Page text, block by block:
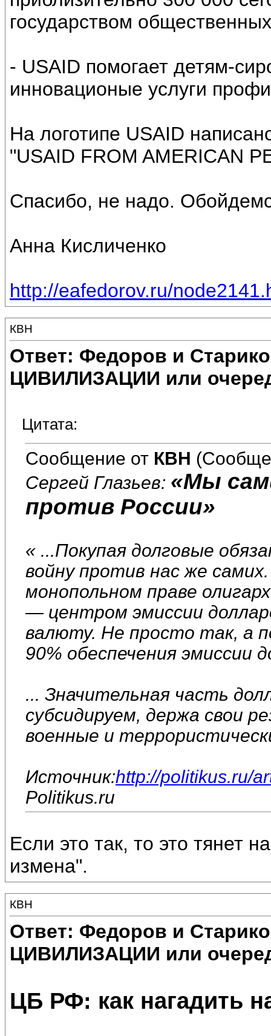
государством
- USAID помогает детям-
инновационые услуги
На логотипе USAID
"USAID FROM AMERICAN
Спасибо, не надо.
Анна Кисличенко
http://eafedorov.ru/
КВН
Ответ: Федоров и
ЦИВИЛИЗАЦИИ или
Цитата:
Сообщение от КВН
Сергей Глазьев: «Мы
против России»
« ...Покупая долговые
войну против нас же
монопольном праве
— центром эмиссии
валюту. Не просто так, а
90% обеспечения эмиссии
... Значительная часть
субсидируем, держа свои
военные и
Источник:http://politikus.ru/
Politikus.ru
Если это так, то это тянет
измена".
КВН
Ответ: Федоров и
ЦИВИЛИЗАЦИИ или
ЦБ РФ: как нагадить